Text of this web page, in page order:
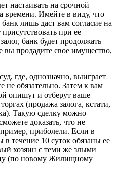
настаивать на срочной
времени. Имейте в виду, что
лишь даст вам согласие на
при ее
банк будет продолжать
вы продадите свое имущество,
где, однозначно, выиграет
не обязательно. Затем к вам
опишут и отберут ваше
(продажа залога, кстати,
Такую сделку можно
доказать, что не
приболели. Если в
в течение 10 суток обязаны ее
хозяин с теми же злыми
(по новому Жилищному